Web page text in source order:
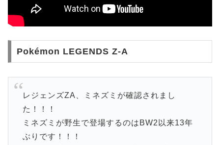
Pokémon LEGENDS Z-A
レジェンズZA、ミネズミが確認されまし
た！！！
ミネズミが野生で登場するのはBW2以来13年
ぶりです！！！